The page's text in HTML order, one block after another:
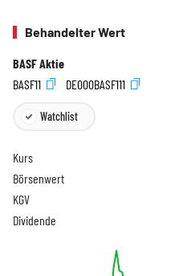
Behandelter Wert
BASF Aktie
BASF11
DE000BASF111
Watchlist
Kurs
Börsenwert
KGV
Dividende